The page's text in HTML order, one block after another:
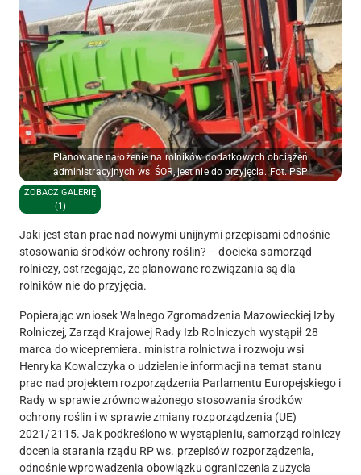
Planowane nałożenie na rolników dodatkowych obciążeń
administracyjnych ws. ŚOR, jest nie do przyjęcia. Fot. PSP
ZOBACZ GALERIĘ
(1)
Jaki jest stan prac nad nowymi unijnymi przepisami odnośnie
stosowania środków ochrony roślin? – docieka samorząd
rolniczy, ostrzegając, że planowane rozwiązania są dla
rolników nie do przyjęcia.
Popierając wniosek Walnego Zgromadzenia Mazowieckiej Izby
Rolniczej, Zarząd Krajowej Rady Izb Rolniczych wystąpił 28
marca do wicepremiera. ministra rolnictwa i rozwoju wsi
Henryka Kowalczyka o udzielenie informacji na temat stanu
prac nad projektem rozporządzenia Parlamentu Europejskiego i
Rady w sprawie zrównoważonego stosowania środków
ochrony roślin i w sprawie zmiany rozporządzenia (UE)
2021/2115. Jak podkreślono w wystąpieniu, samorząd rolniczy
docenia starania rządu RP ws. przepisów rozporządzenia,
odnośnie wprowadzenia obowiązku ograniczenia zużycia